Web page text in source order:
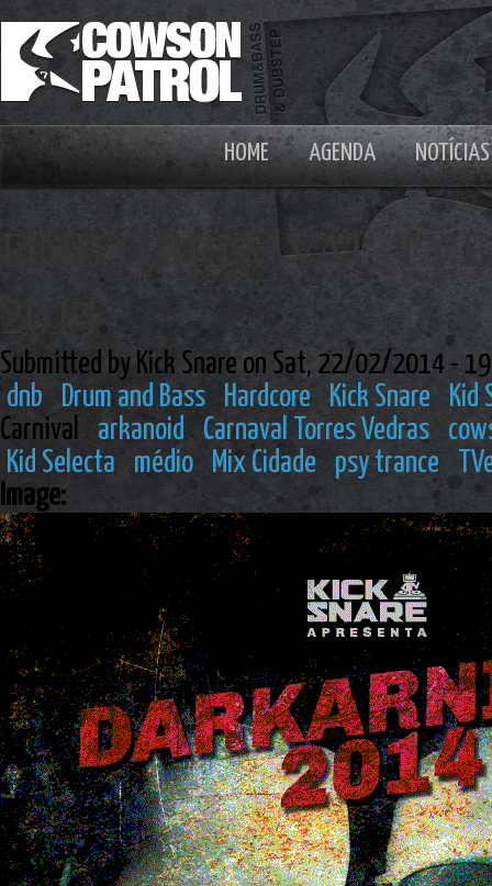
HOME AGENDA NOTÍCIAS
DNB CARNAVAL
2014
Submitted by Kick Snare on Sat, 22/02/2014 -
dnb
Drum and Bass Hardcore Kick Snare
Kid
Carnival
arkanoid Carnaval Torres Vedras
Kid Selecta
médio Mix Cidade psy trance
Image: